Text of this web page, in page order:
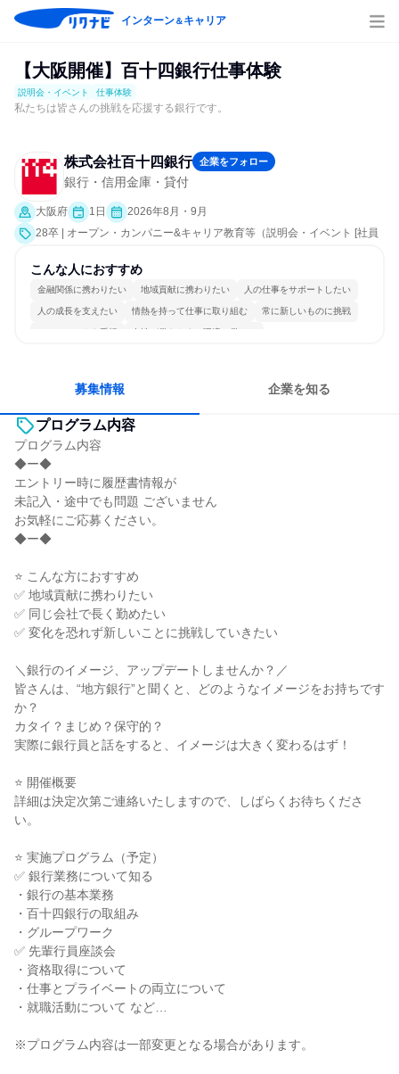
インターン＆キャリア
【大阪開催】百十四銀行仕事体験
説明会・イベント 仕事体験
私たちは皆さんの挑戦を応援する銀行です。
株式会社百十四銀行 企業をフォロー
銀行・信用金庫・貸付
大阪府 1日
2026年8月・9月
28卒 | オープン・カンパニー&キャリア教育等（説明会・イベント [社員
こんな人におすすめ
金融関係に携わりたい 地域貢献に携わりたい 人の仕事をサポートしたい
人の成長を支えたい 情熱を持って仕事に取り組む 常に新しいものに挑戦
チームワークを重視 女性が働きやすい環境で働ける
募集情報 企業を知る
プログラム内容
プログラム内容
◆ー◆
エントリー時に履歴書情報が
未記入・途中でも問題 ございません
お気軽にご応募ください。
◆ー◆
⭐ こんな方におすすめ
✅ 地域貢献に携わりたい
✅ 同じ会社で長く勤めたい
✅ 変化を恐れず新しいことに挑戦していきたい
＼銀行のイメージ、アップデートしませんか？／
皆さんは、“地方銀行”と聞くと、どのようなイメージをお持ちです
か？
カタイ？まじめ？保守的？
実際に銀行員と話をすると、イメージは大きく変わるはず！
⭐ 開催概要
詳細は決定次第ご連絡いたしますので、しばらくお待ちくださ
い。
⭐ 実施プログラム（予定）
✅ 銀行業務について知る
・銀行の基本業務
・百十四銀行の取組み
・グループワーク
✅ 先輩行員座談会
・資格取得について
・仕事とプライベートの両立について
・就職活動について など…
※プログラム内容は一部変更となる場合があります。